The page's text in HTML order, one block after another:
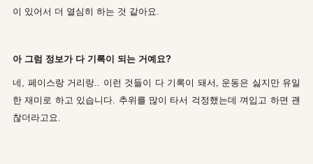
이 있어서 더 열심히 하는 것 같아요.
아 그럼 정보가 다 기록이 되는 거예요?
네, 페이스랑 거리랑.. 이런 것들이 다 기록이 돼서, 운동은 싫지만 유일
한 재미로 하고 있습니다. 추위를 많이 타서 걱정했는데 껴입고 하면 괜
찮더라고요.